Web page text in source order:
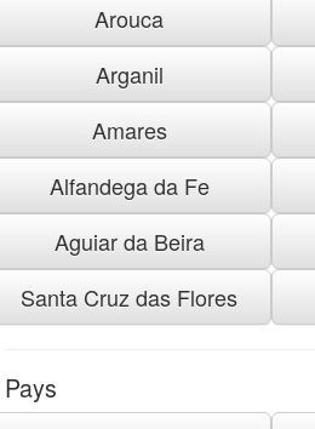
Arouca
Arganil
Amares
Alfandega da Fe
Aguiar da Beira
Santa Cruz das Flores
Pays